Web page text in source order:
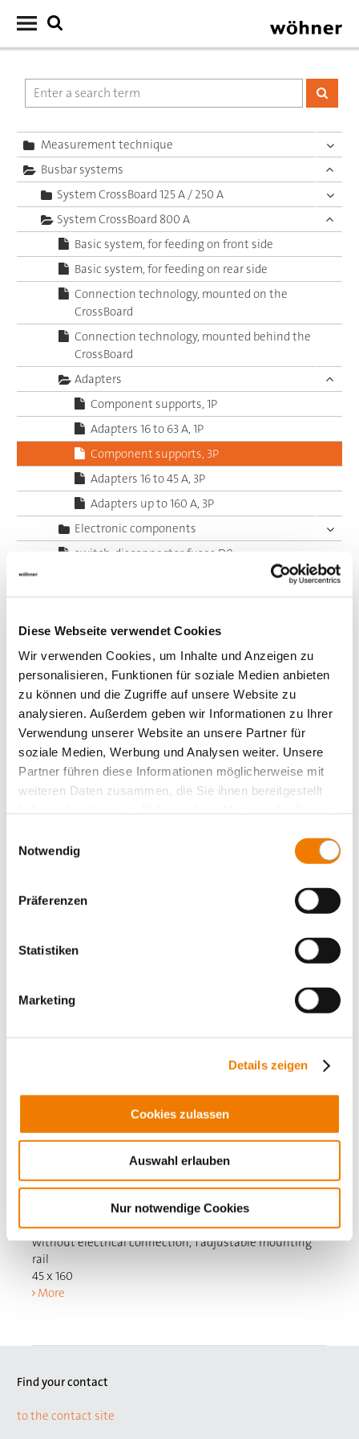
Diese Webseite verwendet Cookies
Wir verwenden Cookies, um Inhalte und Anzeigen zu
personalisieren, Funktionen für soziale Medien anbieten
zu können und die Zugriffe auf unsere Website zu
analysieren. Außerdem geben wir Informationen zu Ihrer
Verwendung unserer Website an unsere Partner für
soziale Medien, Werbung und Analysen weiter. Unsere
Partner führen diese Informationen möglicherweise mit
weiteren Daten zusammen, die Sie ihnen bereitgestellt
Notwendig
Präferenzen
Statistiken
Marketing
Details zeigen
Cookies zulassen
Auswahl erlauben
Nur notwendige Cookies
Measurement technique
Busbar systems
System CrossBoard 125 A / 250 A
System CrossBoard 800 A
Basic system, for feeding on front side
Basic system, for feeding on rear side
Connection technology, mounted on the
CrossBoard
Connection technology, mounted behind the
CrossBoard
Adapters
Component supports, 1P
Adapters 16 to 63 A, 1P
Component supports, 3P
Adapters 16 to 45 A, 3P
Adapters up to 160 A, 3P
Electronic components
switch-disconnector-fuses D0
NH fuse-switch-disconnectors
System 30Compact, 3-pole
System 30Compact, 5-pole
System 60Classic, 3-pole
System 60Classic, 4-pole
System 60Classic, 5-pole
System 185Power
Panel, switching devices
Value Added Services
32665000A
component support
without electrical connection, 1 adjustable mounting
rail
45 x 160
More
Find your contact
to the contact site